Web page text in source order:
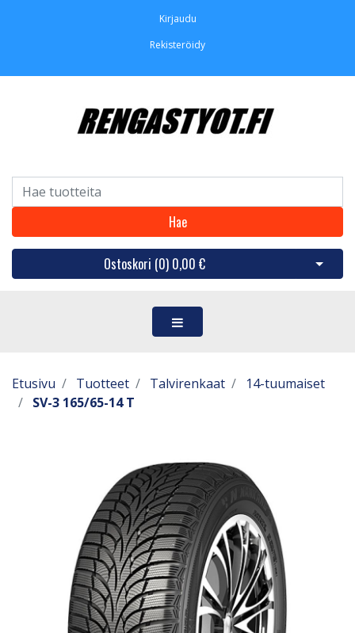
Kirjaudu
Rekisteröidy
Hae
Ostoskori (0) 0,00 € Avaa
Etusivu Tuotteet Talvirenkaat
14-tuumaiset
SV-3 165/65-14 T